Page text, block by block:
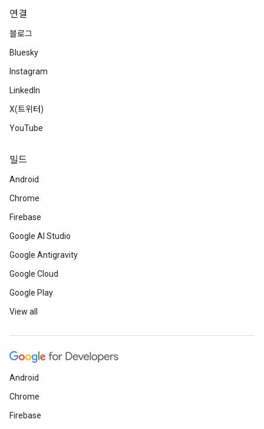
연결
블로그
Bluesky
Instagram
LinkedIn
X(트위터)
YouTube
빌드
Android
Chrome
Firebase
Google AI Studio
Google Antigravity
Google Cloud
Google Play
View all
Android
Chrome
Firebase